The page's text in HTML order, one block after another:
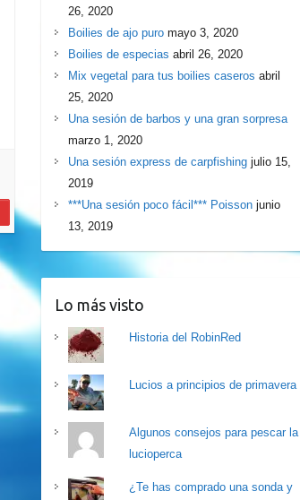
26, 2020
Boilies de ajo puro mayo 3, 2020
Boilies de especias abril 26, 2020
Mix vegetal para tus boilies caseros abril
25, 2020
Una sesión de barbos y una gran sorpresa
marzo 1, 2020
Una sesión express de carpfishing julio 15,
2019
***Una sesión poco fácil*** Poisson junio
13, 2019
Lo más visto
Historia del RobinRed
Lucios a principios de primavera
Algunos consejos para pescar la
lucioperca
¿Te has comprado una sonda y